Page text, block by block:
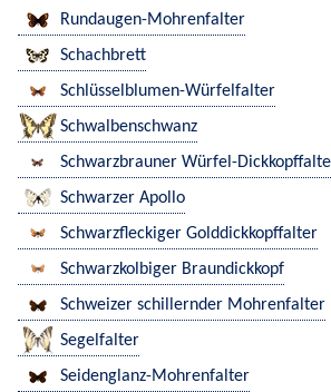
Rundaugen-Mohrenfalter
Schachbrett
Schlüsselblumen-Würfelfalter
Schwalbenschwanz
Schwarzbrauner Würfel-
Schwarzer Apollo
Schwarzfleckiger Golddickkopffalter
Schwarzkolbiger Braundickkopf
Schweizer schillernder Mohrenfalter
Segelfalter
Seidenglanz-Mohrenfalter